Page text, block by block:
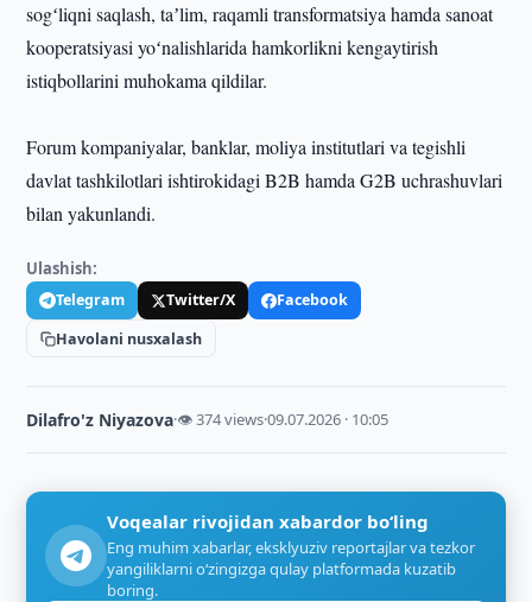
sogʻliqni saqlash, taʼlim, raqamli transformatsiya hamda sanoat
kooperatsiyasi yoʻnalishlarida hamkorlikni kengaytirish
istiqbollarini muhokama qildilar.
Forum kompaniyalar, banklar, moliya institutlari va tegishli
davlat tashkilotlari ishtirokidagi B2B hamda G2B uchrashuvlari
bilan yakunlandi.
Ulashish:
Telegram Twitter/X
Facebook
Havolani nusxalash
Dilafro'z Niyazova·👁 374 views·09.07.2026 · 10:05
Voqealar rivojidan xabardor bo‘ling
Eng muhim xabarlar, eksklyuziv reportajlar va tezkor
yangiliklarni o‘zingizga qulay platformada kuzatib
boring.